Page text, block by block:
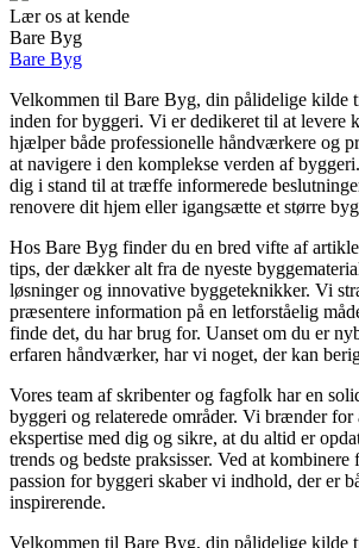
Lær os at kende
Bare Byg
Bare Byg
Velkommen til Bare Byg, din pålidelige kilde
inden for byggeri. Vi er dedikeret til at levere
hjælper både professionelle håndværkere og
at navigere i den komplekse verden af
dig i stand til at træffe informerede
renovere dit hjem eller igangsætte et større
Hos Bare Byg finder du en bred vifte af
tips, der dækker alt fra de nyeste
løsninger og innovative byggeteknikker. Vi
præsentere information på en letforståelig
finde det, du har brug for. Uanset om du er
erfaren håndværker, har vi noget, der kan
Vores team af skribenter og fagfolk har en
byggeri og relaterede områder. Vi brænder for
ekspertise med dig og sikre, at du altid er
trends og bedste praksisser. Ved at kombinere
passion for byggeri skaber vi indhold, der er
inspirerende.
Velkommen til Bare Byg, din pålidelige kilde